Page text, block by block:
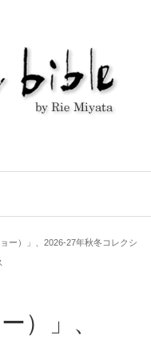
ー）」、2026-27年秋冬コレクシ
）」、